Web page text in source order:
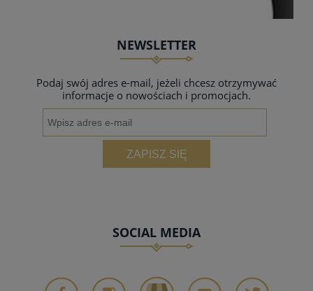
NEWSLETTER
Podaj swój adres e-mail, jeżeli chcesz otrzymywać
informacje o nowościach i promocjach.
ZAPISZ SIĘ
SOCIAL MEDIA